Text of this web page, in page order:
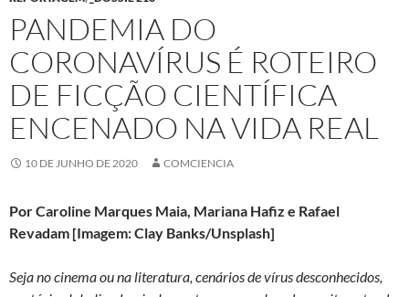
PANDEMIA DO
CORONAVÍRUS É ROTEIRO
DE FICÇÃO CIENTÍFICA
ENCENADO NA VIDA REAL
10 DE JUNHO DE 2020 COMCIENCIA
PorCaroline Marques Maia, Mariana Hafiz e Rafael
Revadam [Imagem:Clay Banks/Unsplash]
Seja no cinema ou na literatura, cenários de vírus desconhecidos,